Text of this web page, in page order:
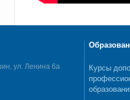
ул. Ленина 6а
Курсы